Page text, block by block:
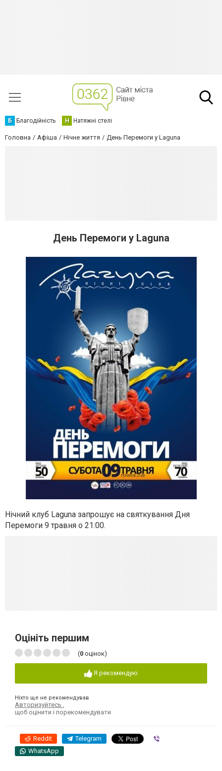
Б Благодійність Н Натяжні стелі
Головна Афіша Нічне життя День Перемоги у Laguna
День Перемоги у Laguna
Нічний клуб Laguna запрошує на святкування Дня
Перемоги 9 травня о 21:00.
Оцініть першим
(0 оцінок)
Я рекомендую
Ніхто ще не рекомендував
Авторизуйтесь
щоб оцінити і порекомендувати
Reddit Telegram
WhatsApp